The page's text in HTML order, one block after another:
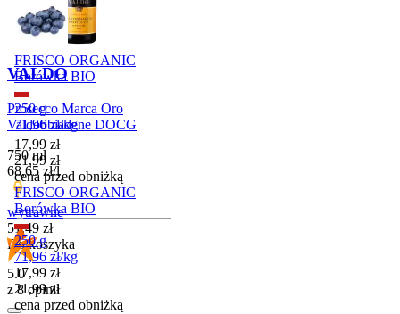
FRISCO ORGANIC
Borówka BIO
250 g
71,96 zł/kg
Cena promocyjna
17,99 zł
21,99 zł
cena przed obniżką
FRISCO ORGANIC
Borówka BIO
250 g
71,96 zł/kg
Cena promocyjna
17,99 zł
21,99 zł
cena przed obniżką
VALDO
Prosecco Marca Oro
Valdobbiadene DOCG
750 ml
68,65 zł/l
wytrawne
Cena
51,49 zł
Do koszyka
5.0
z 8 opinii